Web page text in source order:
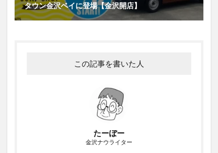
タウン金沢ベイに登場【金沢開店】
この記事を書いた人
たーぼー
金沢ナウライター